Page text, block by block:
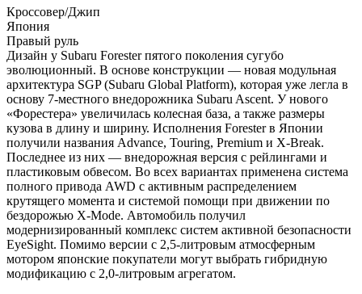
Кроссовер/Джип
Япония
Правый руль
Дизайн у Subaru Forester пятого поколения сугубо
эволюционный. В основе конструкции — новая модульная
архитектура SGP (Subaru Global Platform), которая уже легла в
основу 7-местного внедорожника Subaru Ascent. У нового
«Форестера» увеличилась колесная база, а также размеры
кузова в длину и ширину. Исполнения Forester в Японии
получили названия Advance, Touring, Premium и X-Break.
Последнее из них — внедорожная версия с рейлингами и
пластиковым обвесом. Во всех вариантах применена система
полного привода AWD с активным распределением
крутящего момента и системой помощи при движении по
бездорожью X-Mode. Автомобиль получил
модернизированный комплекс систем активной безопасности
EyeSight. Помимо версии с 2,5-литровым атмосферным
мотором японские покупатели могут выбрать гибридную
модификацию с 2,0-литровым агрегатом.